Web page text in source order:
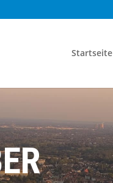
Startseite